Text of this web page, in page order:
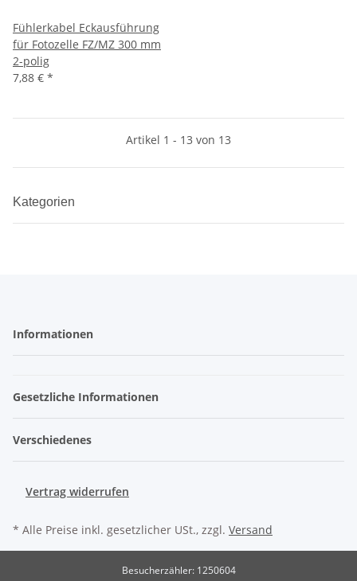
Fühlerkabel Eckausführung
für Fotozelle FZ/MZ 300 mm
2-polig
7,88 € *
Artikel 1 - 13 von 13
Kategorien
Informationen
Gesetzliche Informationen
Verschiedenes
Vertrag widerrufen
* Alle Preise inkl. gesetzlicher USt., zzgl. Versand
Besucherzähler: 1250604